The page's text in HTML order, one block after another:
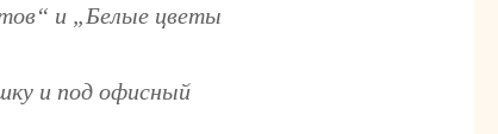
и „Белые цветы
и под офисный